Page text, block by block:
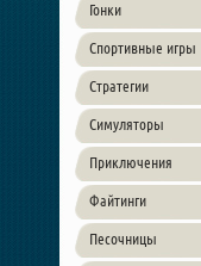
Гонки
Спортивные игры
Стратегии
Симуляторы
Приключения
Файтинги
Песочницы